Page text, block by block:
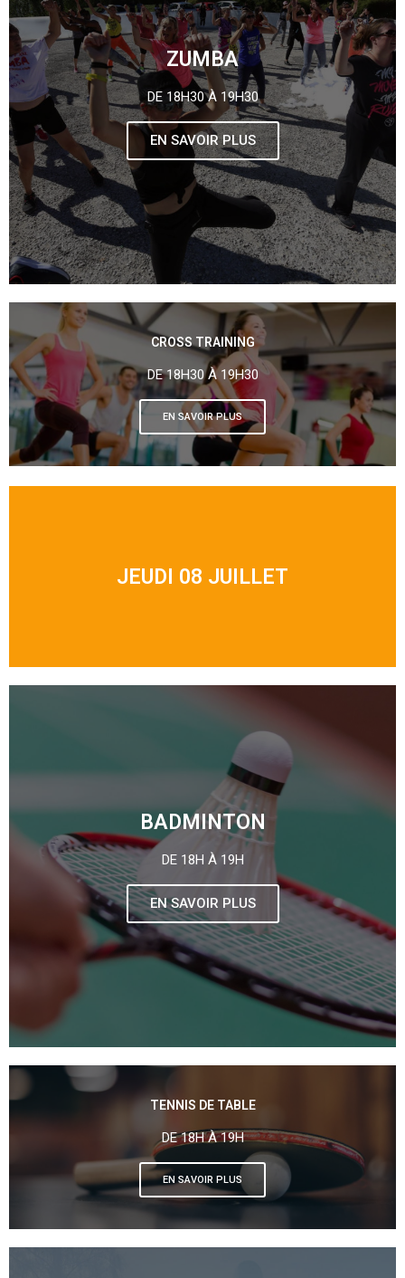
ZUMBA
DE 18H30 À 19H30
EN SAVOIR PLUS
CROSS TRAINING
DE 18H30 À 19H30
EN SAVOIR PLUS
JEUDI 08 JUILLET
BADMINTON
DE 18H À 19H
EN SAVOIR PLUS
TENNIS DE TABLE
DE 18H À 19H
EN SAVOIR PLUS